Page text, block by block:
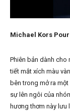
Michael Kors
Phiên bản dành cho
tiết mắt xích màu
bên trong mở ra
sự lên ngôi của
hương thơm này